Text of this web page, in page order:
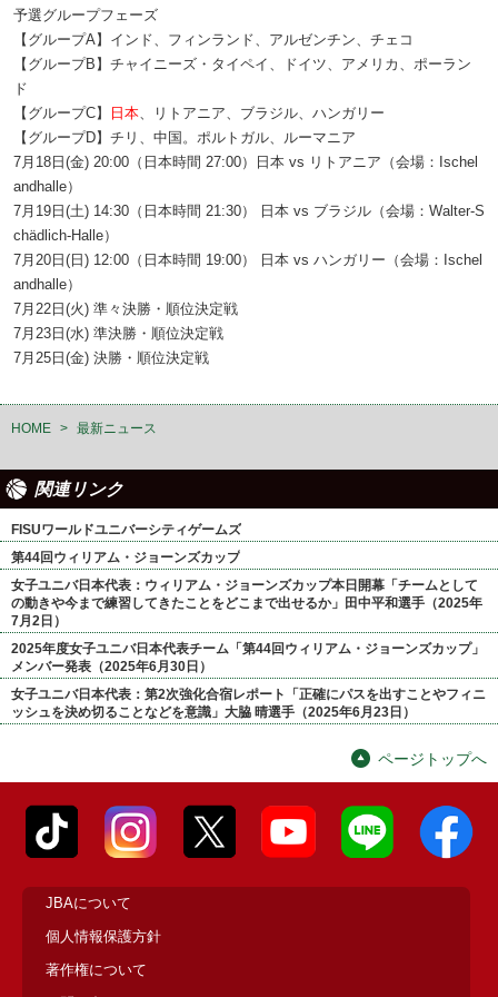
予選グループフェーズ
【グループA】インド、フィンランド、アルゼンチン、チェコ
【グループB】チャイニーズ・タイペイ、ドイツ、アメリカ、ポーラン
ド
【グループC】
日本、リトアニア、ブラジル、ハンガリー
【グループD】チリ、中国。ポルトガル、ルーマニア
7月18日(金) 20:00（日本時間 27:00）日本 vs リトアニア（会場：Ischel
andhalle）
7月19日(土) 14:30（日本時間 21:30） 日本 vs ブラジル（会場：Walter-S
chädlich-Halle）
7月20日(日) 12:00（日本時間 19:00） 日本 vs ハンガリー（会場：Ischel
andhalle）
7月22日(火) 準々決勝・順位決定戦
7月23日(水) 準決勝・順位決定戦
7月25日(金) 決勝・順位決定戦
HOME > 最新ニュース
関連リンク
FISUワールドユニバーシティゲームズ
第44回ウィリアム・ジョーンズカップ
女子ユニバ日本代表：ウィリアム・ジョーンズカップ本日開幕「チームとして
の動きや今まで練習してきたことをどこまで出せるか」田中平和選手（2025年
7月2日）
2025年度女子ユニバ日本代表チーム「第44回ウィリアム・ジョーンズカップ」
メンバー発表（2025年6月30日）
女子ユニバ日本代表：第2次強化合宿レポート「正確にパスを出すことやフィニ
ッシュを決め切ることなどを意識」大脇 晴選手（2025年6月23日）
ページトップへ
JBAについて
個人情報保護方針
著作権について